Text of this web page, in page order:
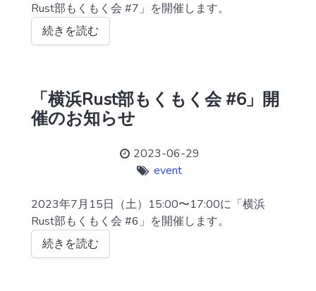
Rust部もくもく会 #7」を開催します。
続きを読む
「横浜Rust部もくもく会 #6」開
催のお知らせ
2023-06-29
event
2023年7月15日（土）15:00〜17:00に「横浜
Rust部もくもく会 #6」を開催します。
続きを読む